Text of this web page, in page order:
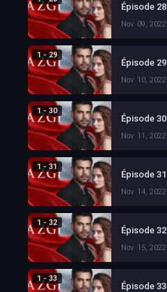
Épisode 28
Nov. 09, 2022
1 - 29
Épisode 29
Nov. 10, 2022
1 - 30
Épisode 30
Nov. 11, 2022
1 - 31
Épisode 31
Nov. 14, 2022
1 - 32
Épisode 32
Nov. 15, 2022
1 - 33
Épisode 33